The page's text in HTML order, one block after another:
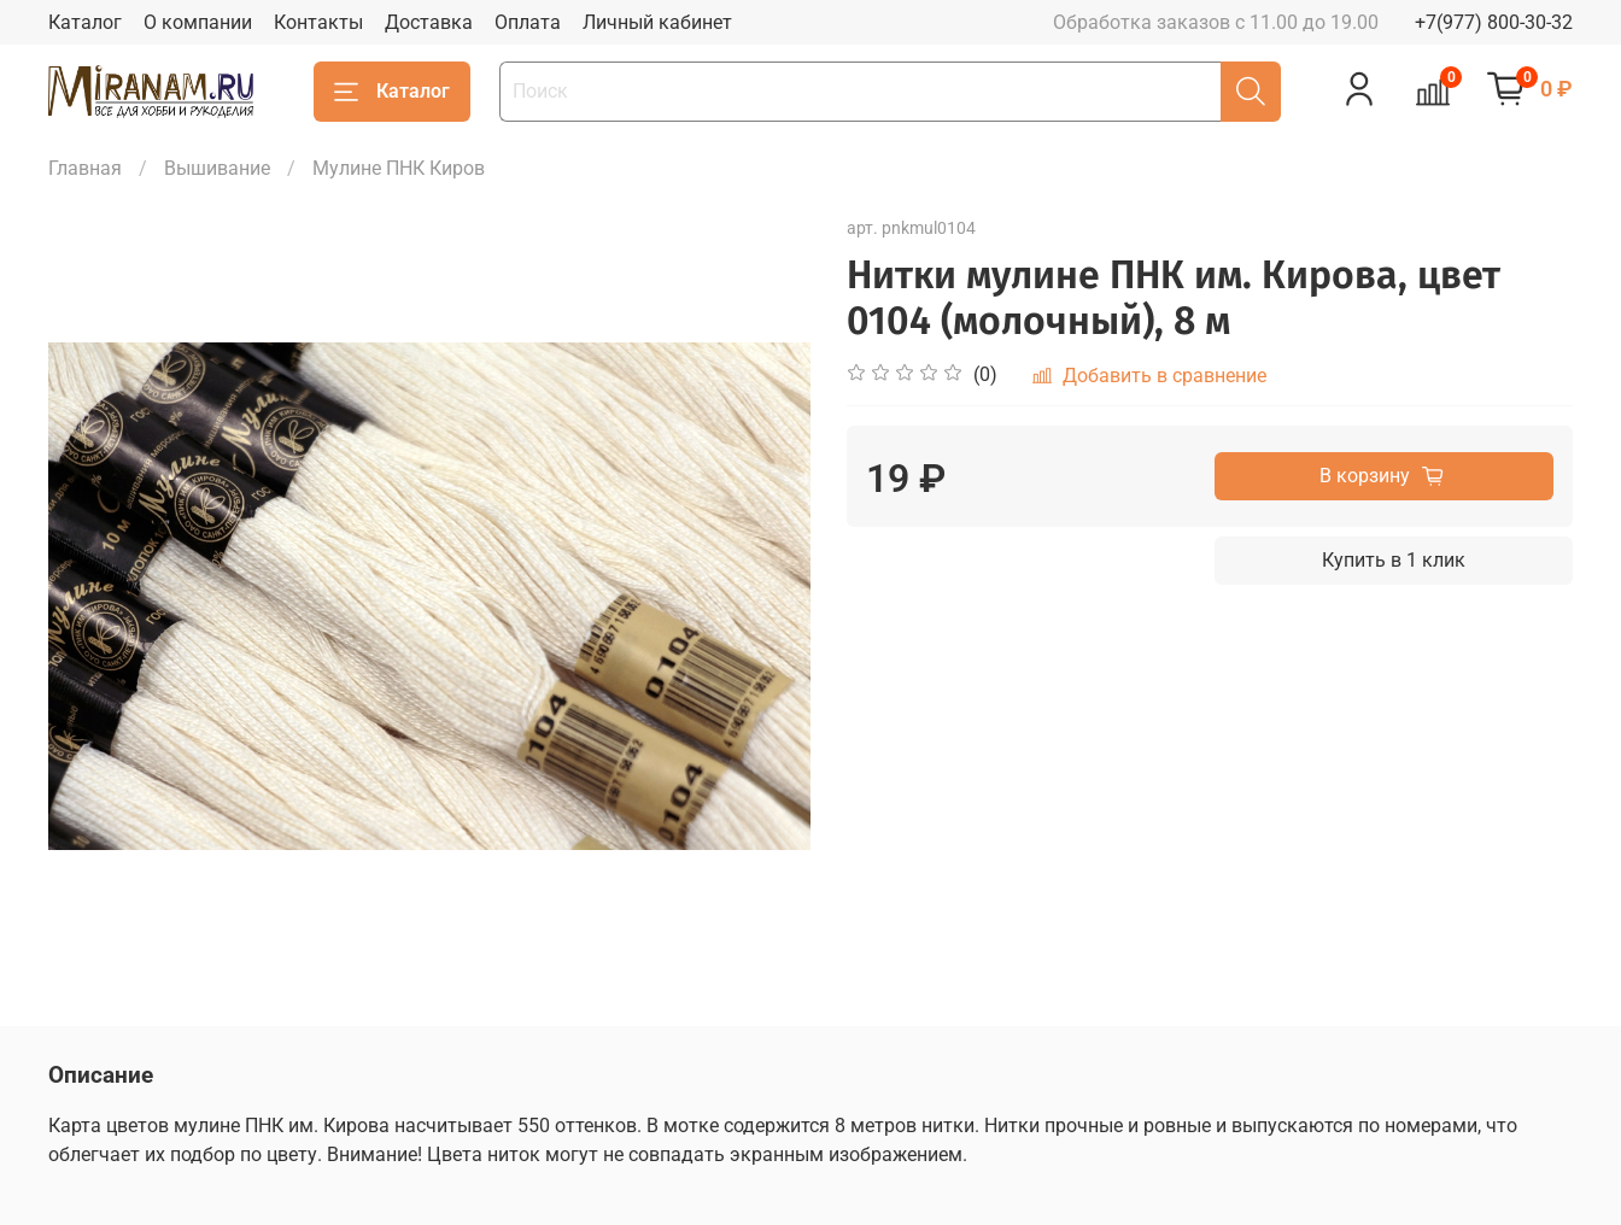
Каталог О компании Контакты Доставка Оплата Личный кабинет Обработка заказов с 11.00 до 19.00 +7(977) 800-30-32
Каталог
0 0 0 ₽
Главная Вышивание Мулине ПНК Киров
арт. pnkmul0104
Нитки мулине ПНК им. Кирова, цвет
0104 (молочный), 8 м
(0) Добавить в сравнение
19 ₽ В корзину
Купить в 1 клик
Описание
Карта цветов мулине ПНК им. Кирова насчитывает 550 оттенков. В мотке содержится 8 метров нитки. Нитки прочные и ровные и выпускаются по номерами, что
облегчает их подбор по цвету. Внимание! Цвета ниток могут не совпадать экранным изображением.